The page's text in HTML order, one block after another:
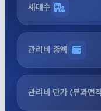
세대수
관리비 총액
관리비 단가 (부과면